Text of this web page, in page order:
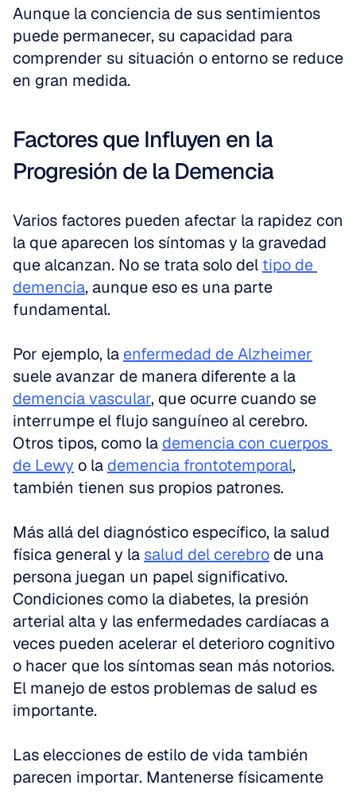
Aunque la conciencia de sus sentimientos
puede permanecer, su capacidad para
comprender su situación o entorno se reduce
en gran medida.
Factores que Influyen en la
Progresión de la Demencia
Varios factores pueden afectar la rapidez con
la que aparecen los síntomas y la gravedad
que alcanzan. No se trata solo del tipo de
demencia, aunque eso es una parte
fundamental.
Por ejemplo, la enfermedad de Alzheimer
demencia vascular, que ocurre cuando se
interrumpe el flujo sanguíneo al cerebro.
Otros tipos, como la demencia con cuerpos
de Lewy o la demencia frontotemporal,
también tienen sus propios patrones.
Más allá del diagnóstico específico, la salud
física general y la salud del cerebro de una
persona juegan un papel significativo.
Condiciones como la diabetes, la presión
arterial alta y las enfermedades cardíacas a
veces pueden acelerar el deterioro cognitivo
o hacer que los síntomas sean más notorios.
El manejo de estos problemas de salud es
importante.
Las elecciones de estilo de vida también
parecen importar. Mantenerse físicamente